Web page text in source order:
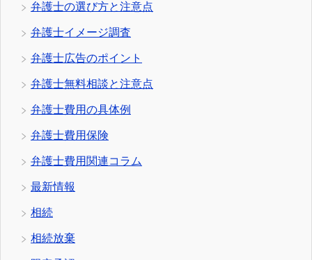
弁護士の選び方と注意点
弁護士イメージ調査
弁護士広告のポイント
弁護士無料相談と注意点
弁護士費用の具体例
弁護士費用保険
弁護士費用関連コラム
最新情報
相続
相続放棄